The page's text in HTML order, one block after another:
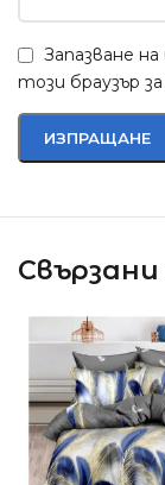
Запазване
този браузър